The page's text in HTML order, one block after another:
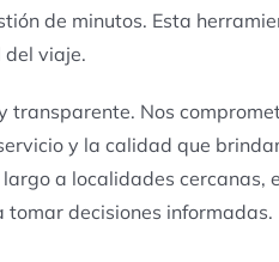
de minutos. Esta
viaje.
transparente. Nos
y la calidad que
a localidades cercanas,
decisiones informadas.